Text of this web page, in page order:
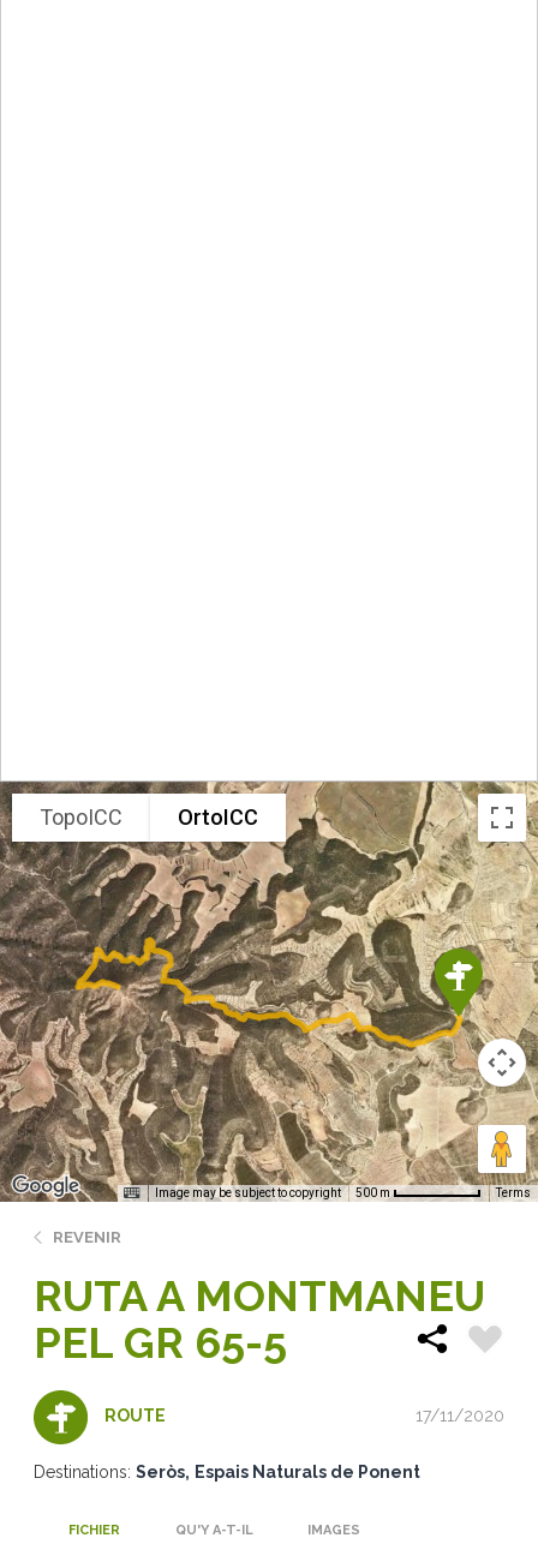
TopoICC OrtoICC
Image may be subject to copyright 500 m Terms
REVENIR
RUTA A MONTMANEU
PEL GR 65-5
ROUTE 17/11/2020
Destinations: Seròs Espais Naturals de Ponent
FICHIER QU'Y A-T-IL IMAGES